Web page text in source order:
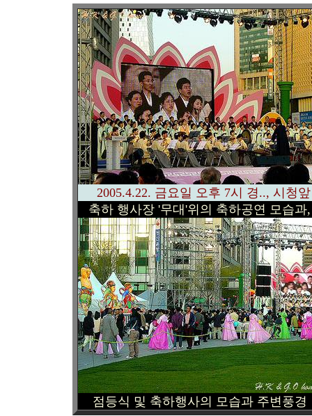
2005.4.22. 금요일 오후 7시 경.., 시청
축하 행사장 '무대'위의 축하공연 모습과,
점등식 및 축하행사의 모습과 주변풍경